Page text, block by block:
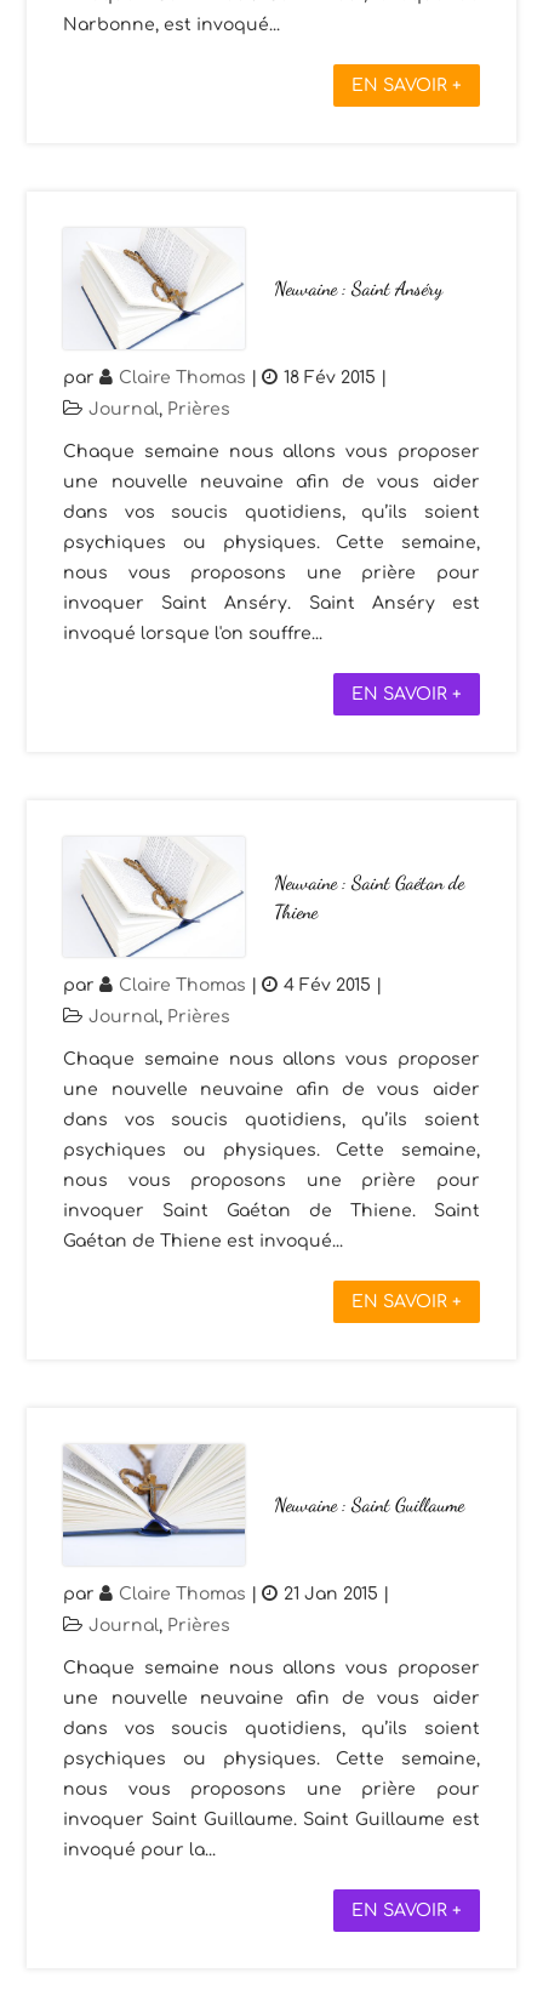
Narbonne, est invoqué...
EN SAVOIR +
Neuvaine : Saint Anséry
par Claire Thomas | 18 Fév 2015
Journal, Prières
Chaque semaine nous allons vous proposer
une nouvelle neuvaine afin de vous aider
dans vos soucis quotidiens, qu’ils soient
psychiques ou physiques. Cette semaine,
nous vous proposons une prière pour
invoquer Saint Anséry. Saint Anséry est
invoqué lorsque l'on souffre...
EN SAVOIR +
Neuvaine : Saint Gaétan de
Thiene
par Claire Thomas | 4 Fév 2015
Journal, Prières
Chaque semaine nous allons vous proposer
une nouvelle neuvaine afin de vous aider
dans vos soucis quotidiens, qu’ils soient
psychiques ou physiques. Cette semaine,
nous vous proposons une prière pour
invoquer Saint Gaétan de Thiene. Saint
Gaétan de Thiene est invoqué...
EN SAVOIR +
Neuvaine : Saint Guillaume
par Claire Thomas | 21 Jan 2015
Journal, Prières
Chaque semaine nous allons vous proposer
une nouvelle neuvaine afin de vous aider
dans vos soucis quotidiens, qu’ils soient
psychiques ou physiques. Cette semaine,
nous vous proposons une prière pour
invoquer Saint Guillaume. Saint Guillaume est
invoqué pour la...
EN SAVOIR +